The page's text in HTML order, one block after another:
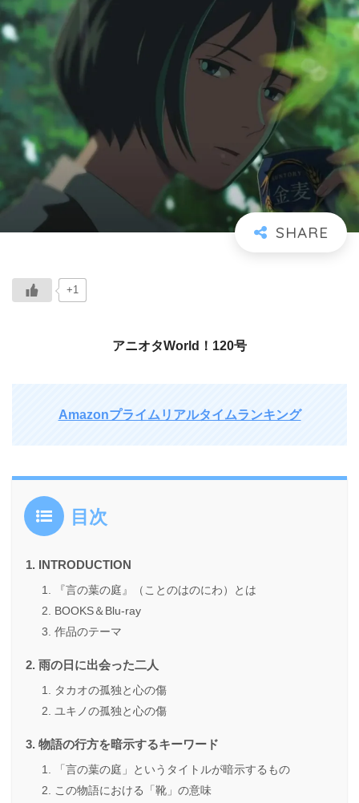
+1
アニオタWorld！120号
Amazonプライムリアルタイムランキング
目次
INTRODUCTION
『言の葉の庭』（ことのはのにわ）とは
BOOKS＆Blu-ray
作品のテーマ
雨の日に出会った二人
タカオの孤独と心の傷
ユキノの孤独と心の傷
物語の行方を暗示するキーワード
「言の葉の庭」というタイトルが暗示するもの
この物語における「靴」の意味